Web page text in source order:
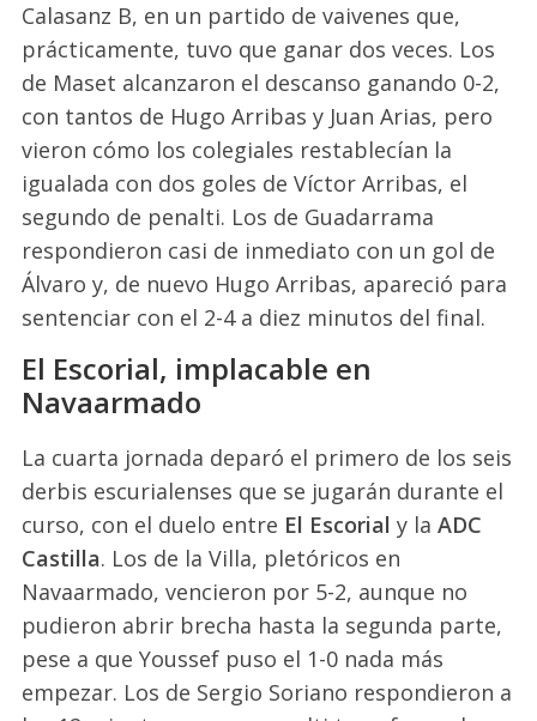
Calasanz B, en un partido de vaivenes que,
prácticamente, tuvo que ganar dos veces. Los
de Maset alcanzaron el descanso ganando 0-2,
con tantos de Hugo Arribas y Juan Arias, pero
vieron cómo los colegiales restablecían la
igualada con dos goles de Víctor Arribas, el
segundo de penalti. Los de Guadarrama
respondieron casi de inmediato con un gol de
Álvaro y, de nuevo Hugo Arribas, apareció para
sentenciar con el 2-4 a diez minutos del final.
El Escorial, implacable en
Navaarmado
La cuarta jornada deparó el primero de los seis
derbis escurialenses que se jugarán durante el
curso, con el duelo entre El Escorial y laADC
Castilla. Los de la Villa, pletóricos en
Navaarmado, vencieron por 5-2, aunque no
pudieron abrir brecha hasta la segunda parte,
pese a que Youssef puso el 1-0 nada más
empezar. Los de Sergio Soriano respondieron a